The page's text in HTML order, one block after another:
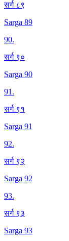
सर्ग ८९
Sarga 89
90.
सर्ग ९०
Sarga 90
91.
सर्ग ९१
Sarga 91
92.
सर्ग ९२
Sarga 92
93.
सर्ग ९३
Sarga 93